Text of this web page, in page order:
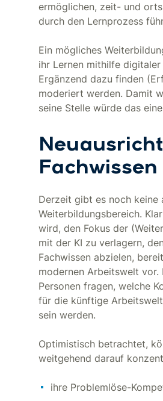
ermöglichen, zeit- und
durch den Lernprozess
Ein mögliches
ihr Lernen mithilfe
Ergänzend dazu finden
moderiert werden. Damit
seine Stelle würde das
Derzeit gibt es noch keine
Weiterbildungsbereich.
wird, den Fokus der
mit der KI zu verlagern,
Fachwissen abzielen,
modernen Arbeitswelt
Personen fragen, welche
für die künftige
sein werden.
Optimistisch betrachtet,
weitgehend darauf
ihre Problemlöse-